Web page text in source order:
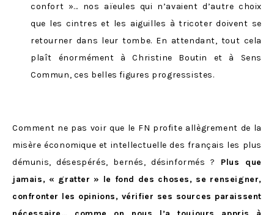
confort »… nos aïeules qui n’avaient d’autre choix
que les cintres et les aiguilles à tricoter doivent se
retourner dans leur tombe. En attendant, tout cela
plaît énormément à Christine Boutin et à Sens
Commun, ces belles figures progressistes.
Comment ne pas voir que le FN profite allègrement de la
misère économique et intellectuelle des français les plus
démunis, désespérés, bernés, désinformés ?
Plus que
jamais, « gratter » le fond des choses, se renseigner,
confronter les opinions, vérifier ses sources paraissent